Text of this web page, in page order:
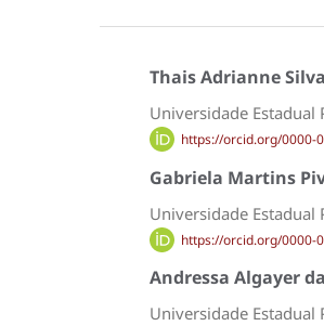
Thais Adrianne
Universidade Estadual
https://orcid.org/0000-
Gabriela Martins
Universidade Estadual
https://orcid.org/0000-
Andressa Algayer
Universidade Estadual